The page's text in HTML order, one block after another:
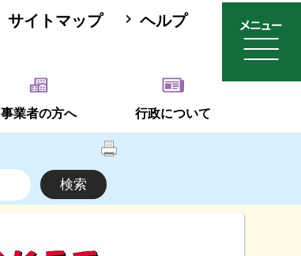
サイトマップ ヘルプ
事業者の方へ 行政について